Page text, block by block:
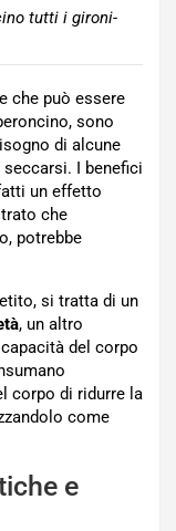
tutti i gironi-
che può essere
sono
di alcune
I benefici
un effetto
che
potrebbe
si tratta di un
, un altro
del corpo
corpo di ridurre la
come
e